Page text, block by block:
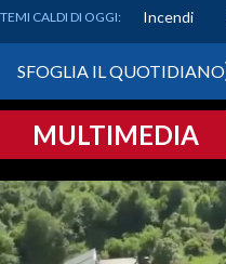
CRONACA SARDEGNA
PROVINCIA DI CAGLIARI
SULCIS IGLESIENTE
TEMI CALDI DI OGGI: Incendi
SFOGLIA IL QUOTIDIANO
MULTIMEDIA